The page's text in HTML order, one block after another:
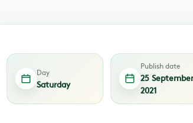
Day
Saturday
Publish date
25
2021